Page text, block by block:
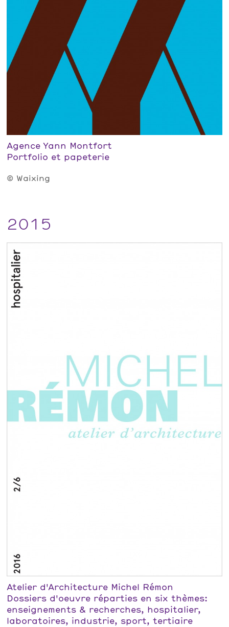
Agence Yann Montfort
Portfolio et papeterie
© Waixing
2015
Atelier d'Architecture Michel Rémon
Dossiers d'oeuvre réparties en six thèmes:
enseignements & recherches, hospitalier,
laboratoires, industrie, sport, tertiaire